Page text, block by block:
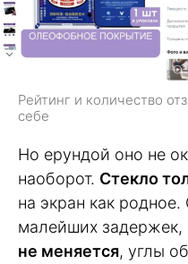
Рейтинг и количество
себе
Но ерундой оно не
наоборот. Стекло
на экран как
малейших задержек,
не меняется, углы